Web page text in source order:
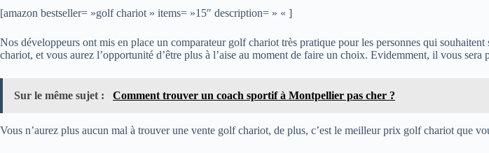
[amazon bestseller= »golf chariot » items= »15″ description= » « ]
Nos développeurs ont mis en place un comparateur golf chariot très pratique pour les personnes qui
chariot, et vous aurez l’opportunité d’être plus à l’aise au moment de faire un choix. Evidemment, il vous
Sur le même sujet : Comment trouver un coach sportif à Montpellier pas cher ?
Vous n’aurez plus aucun mal à trouver une vente golf chariot, de plus, c’est le meilleur prix golf chariot que